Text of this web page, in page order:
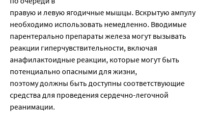
правую и левую ягодичные мышцы. Вскрытую ампулу
необходимо использовать немедленно. Вводимые
парентерально препараты железа могут вызывать
реакции гиперчувствительности, включая
анафилактоидные реакции, которые могут быть
потенциально опасными для жизни,
поэтому должны быть доступны соответствующие
средства для проведения сердечно-легочной
реанимации.